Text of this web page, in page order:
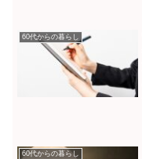
60代からの暮らし
60代からの暮らし